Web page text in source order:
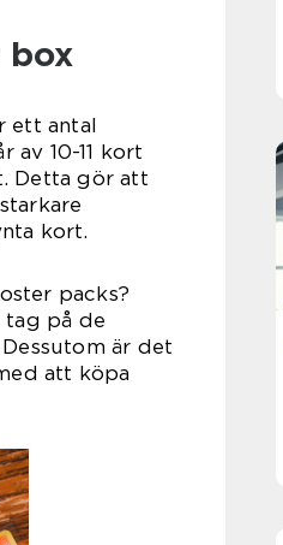
box
ett antal
av 10-11 kort
Detta gör att
kort.
packs?
tag på de
är det
att köpa